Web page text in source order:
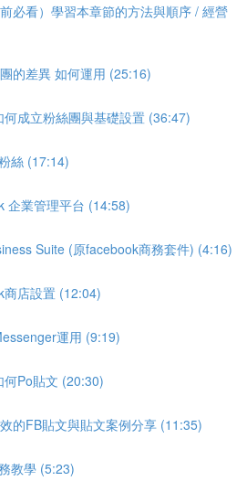
必看）學習本章節的方法與順序 / 經營
的差異 如何運用 (25:16)
成立粉絲團與基礎設置 (36:47)
絲 (17:14)
企業管理平台 (14:58)
Suite (原facebook商務套件) (4:16)
店設置 (12:04)
運用 (9:19)
Po貼文 (20:30)
的FB貼文與貼文案例分享 (11:35)
教學 (5:23)